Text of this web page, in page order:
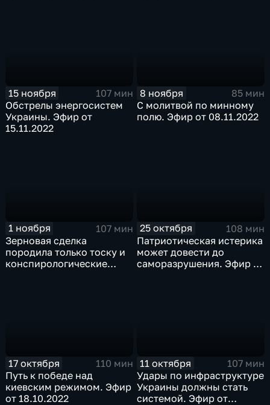
15 ноября
107 мин
Обстрелы энергосистем
Украины. Эфир от
15.11.2022
8 ноября
85 мин
С молитвой по минному
полю. Эфир от 08.11.2022
1 ноября
107 мин
Зерновая сделка
породила только тоску и
конспирологические
25 октября
108 мин
Патриотическая истерика
может довести до
саморазрушения. Эфир от
17 октября
110 мин
Путь к победе над
киевским режимом. Эфир
от 18.10.2022
11 октября
107 мин
Удары по инфраструктуре
Украины должны стать
системой. Эфир от